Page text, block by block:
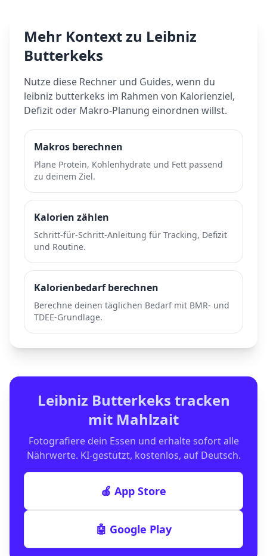
Mehr Kontext zu Leibniz
Butterkeks
Nutze diese Rechner und Guides, wenn du
leibniz butterkeks im Rahmen von Kalorienziel,
Defizit oder Makro-Planung einordnen willst.
Makros berechnen
Plane Protein, Kohlenhydrate und Fett passend
zu deinem Ziel.
Kalorien zählen
Schritt-für-Schritt-Anleitung für Tracking, Defizit
und Routine.
Kalorienbedarf berechnen
Berechne deinen täglichen Bedarf mit BMR- und
TDEE-Grundlage.
Leibniz Butterkeks tracken
mit Mahlzait
Fotografiere dein Essen und erhalte sofort alle
Nährwerte. KI-gestützt, kostenlos, auf Deutsch.
🍎 App Store
🤖 Google Play